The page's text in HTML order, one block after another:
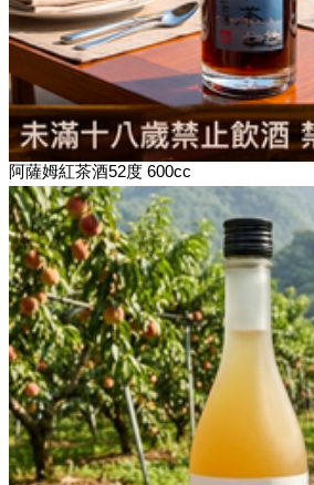
阿薩姆紅茶酒52度 600cc